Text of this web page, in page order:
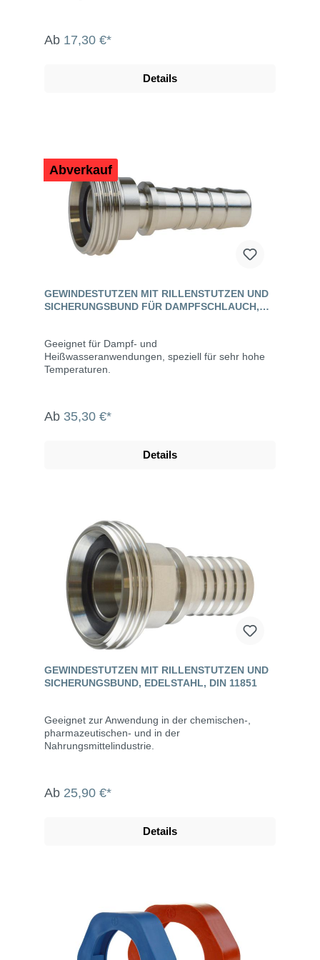
Ab 17,30 €*
Details
Abverkauf
GEWINDESTUTZEN MIT RILLENSTUTZEN UND
SICHERUNGSBUND FÜR DAMPFSCHLAUCH,
Geeignet für Dampf- und
Heißwasseranwendungen, speziell für sehr hohe
Temperaturen.
Ab 35,30 €*
Details
GEWINDESTUTZEN MIT RILLENSTUTZEN UND
SICHERUNGSBUND, EDELSTAHL, DIN 11851
Geeignet zur Anwendung in der chemischen-,
pharmazeutischen- und in der
Nahrungsmittelindustrie.
Ab 25,90 €*
Details